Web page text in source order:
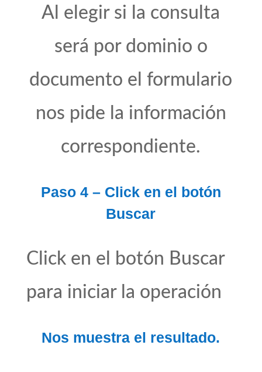
Al elegir si la consulta
será por dominio o
documento el formulario
nos pide la información
correspondiente.
Paso 4 – Click en el botón
Buscar
Click en el botón Buscar
para iniciar la operación
Nos muestra el resultado.